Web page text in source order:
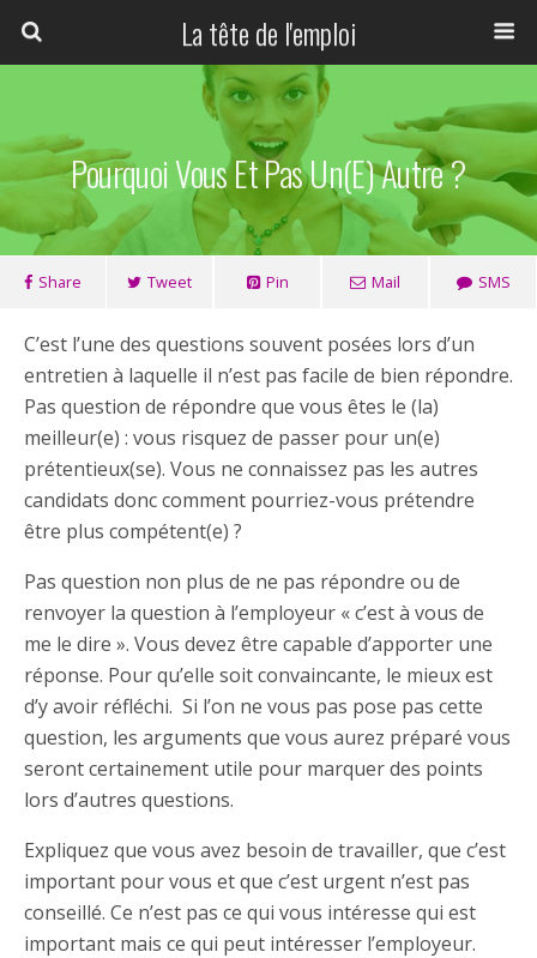
La tête de l'emploi
Pourquoi Vous Et Pas Un(e) Autre ?
Share Tweet Pin Mail SMS
C’est l’une des questions souvent posées lors d’un
entretien à laquelle il n’est pas facile de bien répondre.
Pas question de répondre que vous êtes le (la)
meilleur(e) : vous risquez de passer pour un(e)
prétentieux(se). Vous ne connaissez pas les autres
candidats donc comment pourriez-vous prétendre
être plus compétent(e) ?
Pas question non plus de ne pas répondre ou de
renvoyer la question à l’employeur « c’est à vous de
me le dire ». Vous devez être capable d’apporter une
réponse. Pour qu’elle soit convaincante, le mieux est
d’y avoir réfléchi. Si l’on ne vous pas pose pas cette
question, les arguments que vous aurez préparé vous
seront certainement utile pour marquer des points
lors d’autres questions.
Expliquez que vous avez besoin de travailler, que c’est
important pour vous et que c’est urgent n’est pas
conseillé. Ce n’est pas ce qui vous intéresse qui est
important mais ce qui peut intéresser l’employeur.